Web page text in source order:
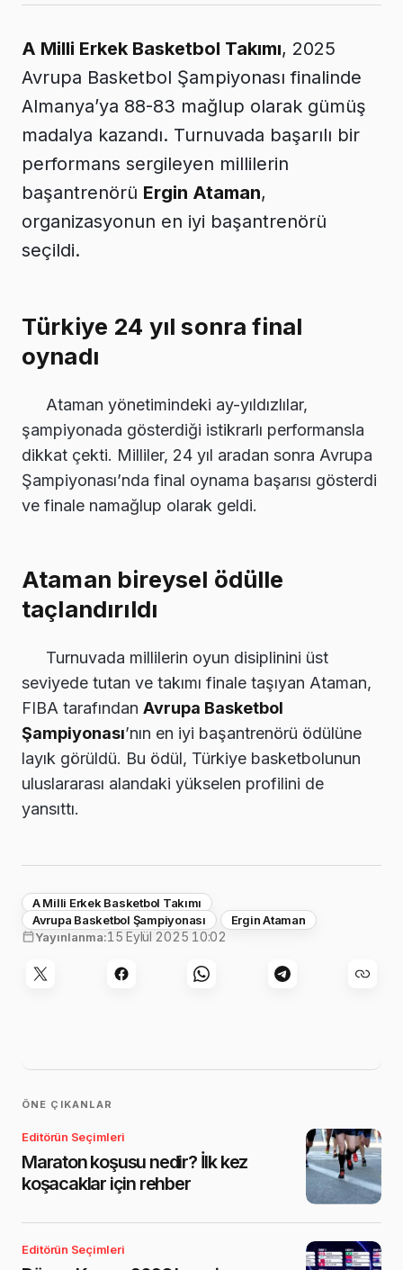
A Milli Erkek Basketbol Takımı, 2025
Avrupa Basketbol Şampiyonası finalinde
Almanya’ya 88-83 mağlup olarak gümüş
madalya kazandı. Turnuvada başarılı bir
performans sergileyen millilerin
başantrenörü Ergin Ataman,
organizasyonun en iyi başantrenörü
seçildi.
Türkiye 24 yıl sonra final
oynadı
Ataman yönetimindeki ay-yıldızlılar,
şampiyonada gösterdiği istikrarlı performansla
dikkat çekti. Milliler, 24 yıl aradan sonra Avrupa
Şampiyonası’nda final oynama başarısı gösterdi
ve finale namağlup olarak geldi.
Ataman bireysel ödülle
taçlandırıldı
Turnuvada millilerin oyun disiplinini üst
seviyede tutan ve takımı finale taşıyan Ataman,
FIBA tarafından Avrupa Basketbol
Şampiyonası’nın en iyi başantrenörü ödülüne
layık görüldü. Bu ödül, Türkiye basketbolunun
uluslararası alandaki yükselen profilini de
yansıttı.
A Milli Erkek Basketbol Takımı
Avrupa Basketbol Şampiyonası
Ergin Ataman
Yayınlanma:15 Eylül 2025 10:02
ÖNE ÇIKANLAR
Editörün Seçimleri
Maraton koşusu nedir? İlk kez
koşacaklar için rehber
Editörün Seçimleri